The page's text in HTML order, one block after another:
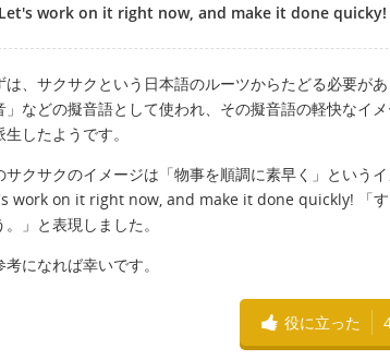
Let's work on it right now, and make it done quicky!
は、サクサクという日本語のルーツからたどる必要が
」などの擬音語として使われ、その擬音語の軽快なイ
生したようです。
サクサクのイメージは「物事を順調に素早く」というイ
work on it right now, and make it done quickly! 「す
。」と表現しました。
考になれば幸いです。
役に立った